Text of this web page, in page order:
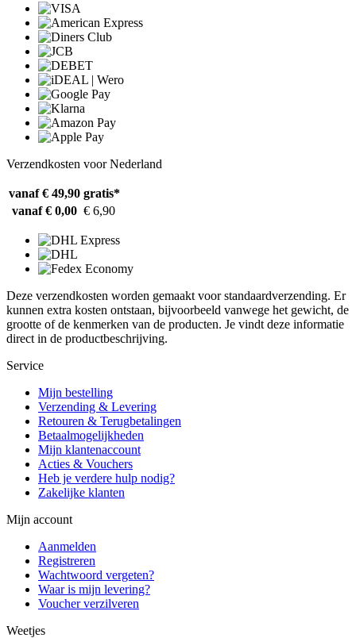
Verzendkosten voor Nederland
vanaf € 49,90 gratis*
vanaf € 0,00 € 6,90
Deze verzendkosten worden gemaakt voor standaardverzending. Er
kunnen extra kosten ontstaan, bijvoorbeeld vanwege het gewicht, de
grootte of de kenmerken van de producten. Je vindt deze informatie
direct in de productbeschrijving.
Service
Mijn bestelling
Verzending & Levering
Retouren & Terugbetalingen
Betaalmogelijkheden
Mijn klantenaccount
Acties & Vouchers
Heb je verdere hulp nodig?
Zakelijke klanten
Mijn account
Aanmelden
Registreren
Wachtwoord vergeten?
Waar is mijn levering?
Voucher verzilveren
Weetjes